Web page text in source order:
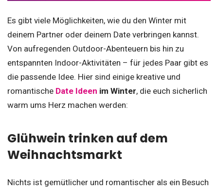
Es gibt viele Möglichkeiten, wie du den Winter mit
deinem Partner oder deinem Date verbringen kannst.
Von aufregenden Outdoor-Abenteuern bis hin zu
entspannten Indoor-Aktivitäten – für jedes Paar gibt es
die passende Idee. Hier sind einige kreative und
romantische Date Ideen im Winter, die euch sicherlich
warm ums Herz machen werden:
Glühwein trinken auf dem
Weihnachtsmarkt
Nichts ist gemütlicher und romantischer als ein Besuch